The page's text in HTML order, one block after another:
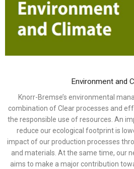
Environment and
Knorr-Bremse’s environmental
combination of Clear processes and
the responsible use of resources. An
reduce our ecological footprint is
impact of our production processes
and materials. At the same time, our
aims to make a major contribution